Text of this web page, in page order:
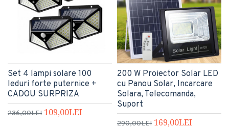
Set 4 lampi solare 100
leduri forte puternice +
CADOU SURPRIZA
236,00LEI 109,00LEI
200 W Proiector Solar LED
cu Panou Solar, Incarcare
Solara, Telecomanda,
Suport
290,00LEI 169,00LEI